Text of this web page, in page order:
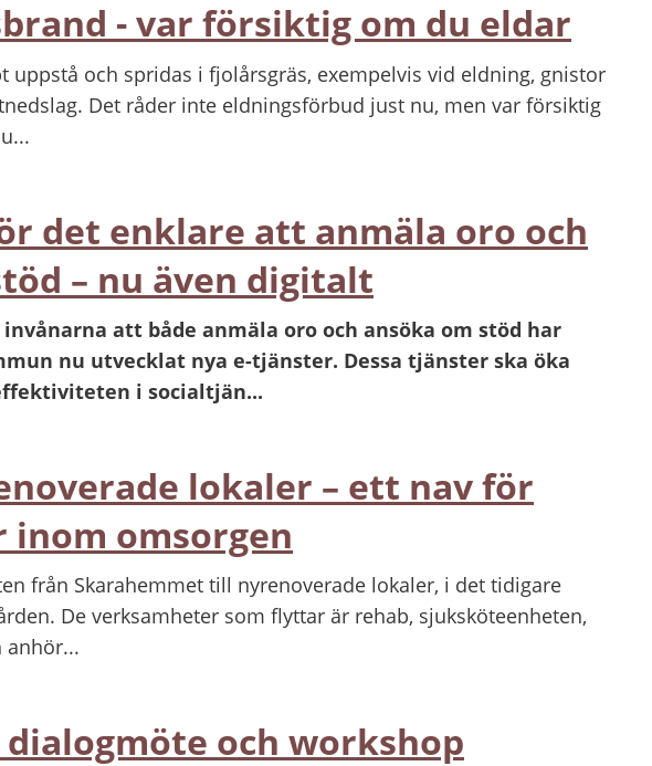
- var försiktig om du eldar
uppstå och spridas i fjolårsgräs, exempelvis vid eldning, gnistor
Det råder inte eldningsförbud just nu, men var försiktig
det enklare att anmäla oro och
– nu även digitalt
att både anmäla oro och ansöka om stöd har
nu utvecklat nya e-tjänster. Dessa tjänster ska öka
i socialtjän...
lokaler – ett nav för
inom omsorgen
från Skarahemmet till nyrenoverade lokaler, i det tidigare
De verksamheter som flyttar är rehab, sjuksköteenheten,
anhör...
och workshop